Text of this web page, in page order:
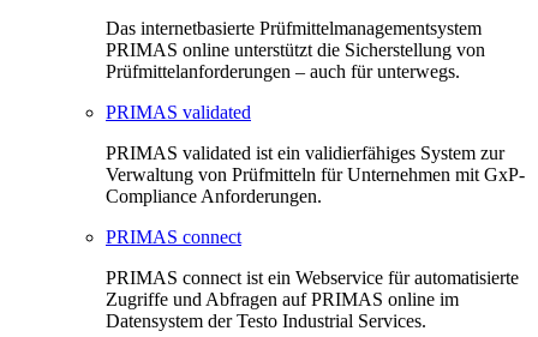
Das internetbasierte Prüfmittelmanagementsystem
PRIMAS online unterstützt die Sicherstellung von
Prüfmittelanforderungen – auch für unterwegs.
PRIMAS validated
PRIMAS validated ist ein validierfähiges System zur
Verwaltung von Prüfmitteln für Unternehmen mit GxP-
Compliance Anforderungen.
PRIMAS connect
PRIMAS connect ist ein Webservice für automatisierte
Zugriffe und Abfragen auf PRIMAS online im
Datensystem der Testo Industrial Services.